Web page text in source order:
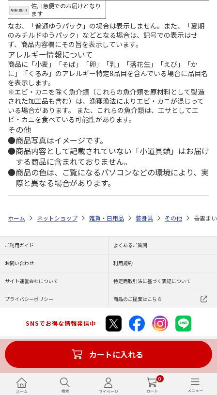
0
佐川急便でのお届けとなり
ます
なお、「普通ゆうパック」の場合は表示しません。また、「夏期
のみチルドゆうパック」などとなる場合は、記号での表示はせ
ず、商品内容欄にその旨を表示しています。
アレルギー情報について
商品に「小麦」「そば」「卵」「乳」「落花生」「えび」「か
に」「くるみ」のアレルギー特定8品目を含んでいる場合に品目名
を表示します。
※エビ・カニを除く魚介類（これらの魚介類を原材料として製造
された加工品も含む）は、漁獲漁法によりエビ・カニが混じって
いる場合があります。 また、これらの魚介類は、エサとしてエ
ビ・カニを食べている可能性があります。
その他
商品写真はイメージです。
商品内容として記載されていない「小道具類」はお届け
する商品に含まれておりません。
商品の色は、ご覧になるパソコンなどの環境により、実
際と異なる場合があります。
カートに入れる
ホーム ネットショップ 雑貨・日用品 装身具 その他 吾妻ま
ご利用ガイド よくあるご質問
お問い合わせ 利用規約
サイト運営会社について 特定商取引法に基づく表記について
プライバシーポリシー 商品のご提案はこちら
SNSでお得な情報発信中